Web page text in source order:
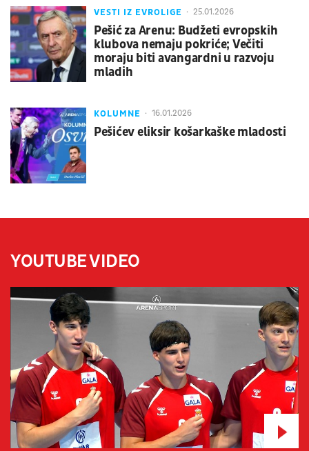
VESTI IZ EVROLIGE 25.01.2026
Pešić za Arenu: Budžeti evropskih
klubova nemaju pokriće; Večiti
moraju biti avangardni u razvoju
mladih
KOLUMNE 16.01.2026
Pešićev eliksir košarkaške mladosti
YOUTUBE VIDEO